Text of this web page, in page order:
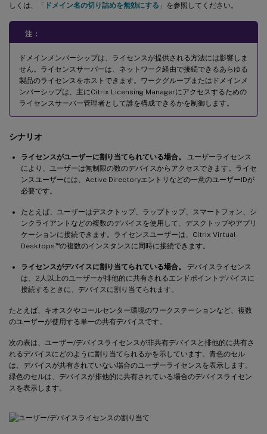
しくは、「 ドメイン名の切り詰めを無効にする 」を参照してください。
注：
ドメインメンバーシップは、ライセンスが提供される方法には影響しま
せん。ライセンスサーバーは、ネットワーク経由で接続できるあらゆる
製品のライセンスをホストできます。ワークグループまたはドメインメ
ンバーシップは、主にCitrix Licensing Managerにアクセスするための
ライセンスサーバー管理者として誰を構成できるかを制御します。
シナリオ
ライセンスがユーザーに割り当てられている場合。
ユーザーライセンス
により、ユーザーは無制限の数のデバイスからアクセスできます。ライセ
ンスユーザーには、Active Directoryエントリなどの一意のユーザーIDが
必要です。
たとえば、ユーザーはデスクトップ、ラップトップ、スマートフォン、シ
ンクライアントなどの複数のデバイスを使用して、デスクトップやアプリ
ケーションに接続できます。ライセンスユーザーは、Citrix Virtual
Desktops ™の複数のインスタンスに同時に接続できます。
ライセンスがデバイスに割り当てられている場合。
デバイスライセンス
は、2人以上のユーザーが排他的に共有されるエンドポイントデバイスに
接続するときに、デバイスに割り当てられます。
たとえば、キオスクやコールセンター環境のワークステーションなど、複数
のユーザーが使用する単一の共有デバイスです。
次の表は、ユーザー/デバイスライセンスが非共有デバイスと排他的に共有さ
れるデバイスにどのように割り当てられるかを示しています。青色のセル
は、デバイスが共有されていない場合のユーザーライセンスを表示します。
緑色のセルは、デバイスが排他的に共有されている場合のデバイスライセン
スを表示します。